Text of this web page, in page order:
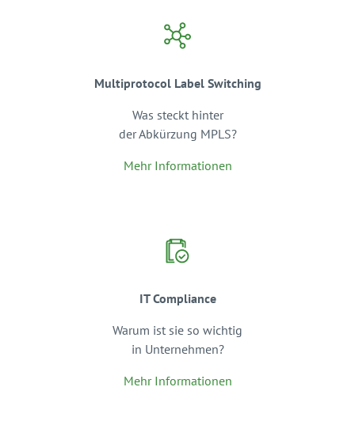
Multiprotocol Label Switching
Was steckt hinter
der Abkürzung MPLS?
Mehr Informationen
IT Compliance
Warum ist sie so wichtig
in Unternehmen?
Mehr Informationen